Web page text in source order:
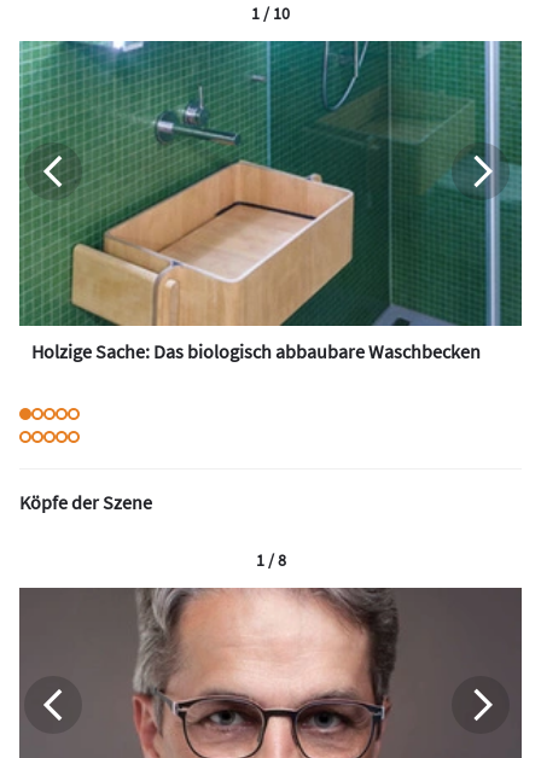
Holzige Sache: Das biologisch abbaubare Waschbecken
1 / 10
Köpfe der Szene
1 / 8